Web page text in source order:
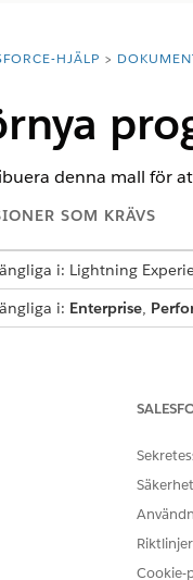
här: HJÄLP
denna mall för
SOM KRÄVS
i: Lightning
i: Enterprise,
för
Namnet
Den
Cookie-